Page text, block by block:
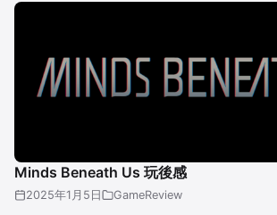
Minds Beneath Us 玩後感
2025年1月5日 GameReview